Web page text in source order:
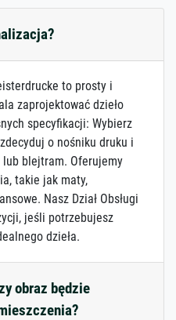
to prosty i
zaprojektować dzieło
specyfikacji: Wybierz
o nośniku druku i
blejtram. Oferujemy
takie jak maty,
Nasz Dział Obsługi
jeśli potrzebujesz
dzieła.
obraz będzie